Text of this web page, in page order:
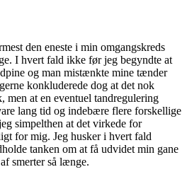
den eneste i min omgangskreds
I hvert fald ikke før jeg begyndte at
og man mistænkte mine tænder
konkluderede dog at det nok
men at en eventuel tandregulering
lang tid og indebære flere forskellige
simpelthen at det virkede for
for mig. Jeg husker i hvert fald
tanken om at få udvidet min gane
smerter så længe.